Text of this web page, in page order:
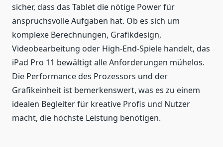
sicher, dass das Tablet die nötige Power für
anspruchsvolle Aufgaben hat. Ob es sich um
komplexe Berechnungen, Grafikdesign,
Videobearbeitung oder High-End-Spiele handelt, das
iPad Pro 11 bewältigt alle Anforderungen mühelos.
Die Performance des Prozessors und der
Grafikeinheit ist bemerkenswert, was es zu einem
idealen Begleiter für kreative Profis und Nutzer
macht, die höchste Leistung benötigen.